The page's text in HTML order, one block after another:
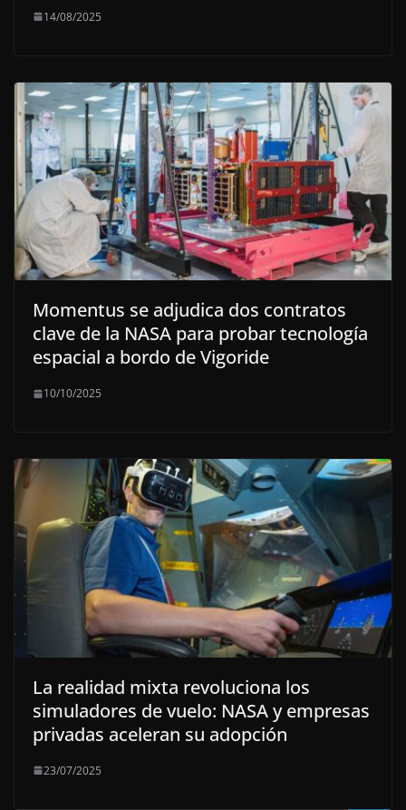
14/08/2025
Momentus se adjudica dos contratos
clave de la NASA para probar tecnología
espacial a bordo de Vigoride
10/10/2025
La realidad mixta revoluciona los
simuladores de vuelo: NASA y empresas
privadas aceleran su adopción
23/07/2025